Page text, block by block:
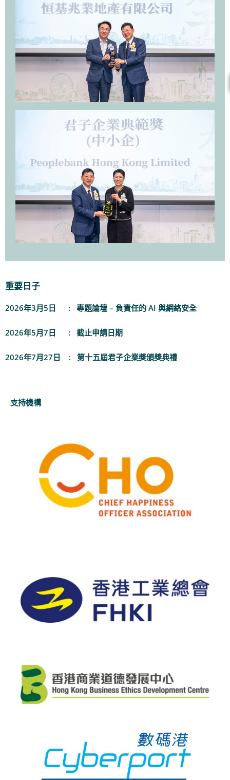
重要日子
2026年3月5日 : 專題論壇 – 負責任的 AI 與網絡安全
2026年5月7日 : 截止申請日期
2026年7月27日 : 第十五屆君子企業獎頒獎典禮
支持機構